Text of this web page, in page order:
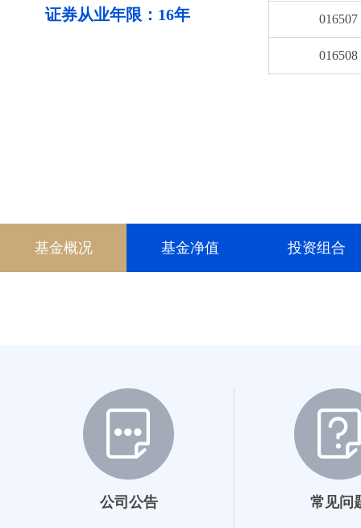
证券从业年限：16年 016507
016508
基金概况 基金净值 投资组合
公司公告 常见问